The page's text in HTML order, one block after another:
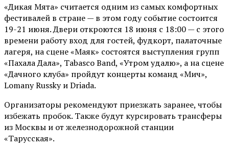
«Дикая Мята» считается одним из самых комфортных
фестивалей в стране — в этом году событие состоится
19-21 июня. Двери откроются 18 июня с 18:00 — с этого
времени работу вход для гостей, фудкорт, палаточные
лагеря, на сцене «Маяк» состоятся выступления групп
«Пахала Дала», Tabasco Band, «Утром удалю», а на сцене
«Дачного клуба» пройдут концерты команд «Мич»,
Lomany Russky и Driada.
Организаторы рекомендуют приезжать заранее, чтобы
избежать пробок. Также будут курсировать трансферы
из Москвы и от железнодорожной станции
«Тарусская».